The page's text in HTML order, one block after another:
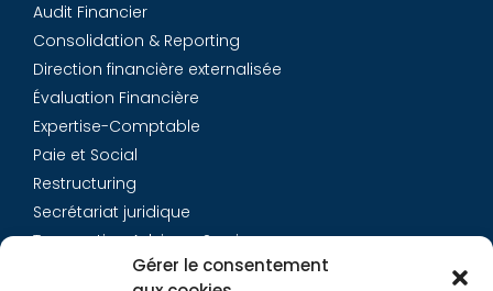
Gérer le consentement
Audit Financier
Consolidation & Reporting
Direction financière externalisée
Évaluation Financière
Expertise-Comptable
Paie et Social
Restructuring
Secrétariat juridique
Transaction Advisory Services